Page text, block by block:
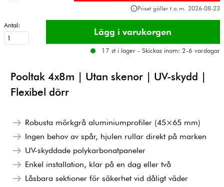
Priset gäller t.o.m. 2026-08-23
Antal:
17 st i lager - Skickas inom: 2-6 vardagar
Pooltak 4x8m | Utan skenor | UV-skydd |
Flexibel dörr
Robusta mörkgrå aluminiumprofiler (45×65 mm)
Ingen behov av spår, hjulen rullar direkt på marken
UV-skyddade polykarbonatpaneler
Enkel installation, klar på en dag eller två
Låsbara sektioner för säkerhet vid dåligt väder